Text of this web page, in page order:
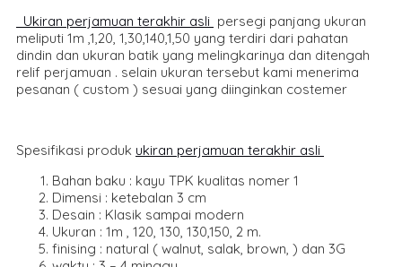
Ukiran perjamuan terakhir asli persegi panjang ukuran
meliputi 1m ,1,20, 1,30,140,1,50 yang terdiri dari pahatan
dindin dan ukuran batik yang melingkarinya dan ditengah
relif perjamuan . selain ukuran tersebut kami menerima
pesanan ( custom ) sesuai yang diinginkan costemer
Spesifikasi produk ukiran perjamuan terakhir asli
Bahan baku : kayu TPK kualitas nomer 1
Dimensi : ketebalan 3 cm
Desain : Klasik sampai modern
Ukuran : 1m , 120, 130, 130,150, 2 m.
finising : natural ( walnut, salak, brown, ) dan 3G